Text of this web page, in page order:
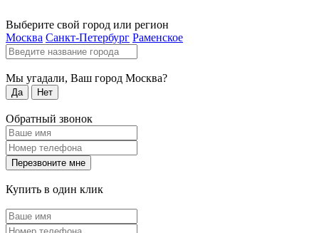
Выберите свой город или регион
Москва Санкт-Петербург Раменское
Мы угадали, Ваш город Москва?
Да Нет
Обратный звонок
Перезвоните мне
Купить в один клик